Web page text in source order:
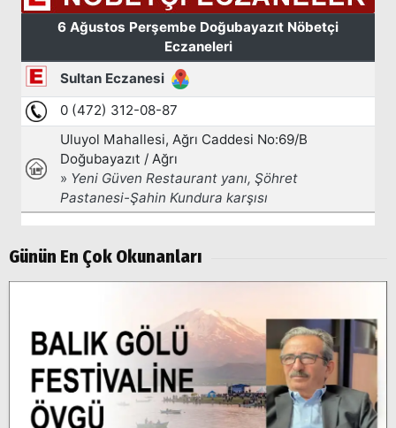
Günün En Çok Okunanları
Arama
Ağrı
Doğubayazıt